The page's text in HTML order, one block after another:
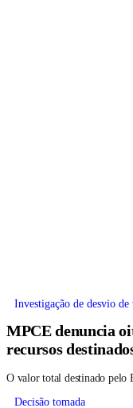
Investigação de desvio de
MPCE denuncia
recursos
O valor total destinado pelo
Decisão tomada